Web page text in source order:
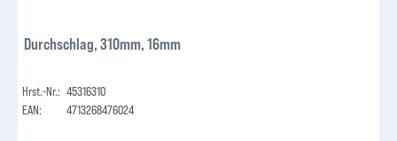
Durchschlag, 310mm, 16mm
Hrst.-Nr.: 45316310
EAN:
4713268476024